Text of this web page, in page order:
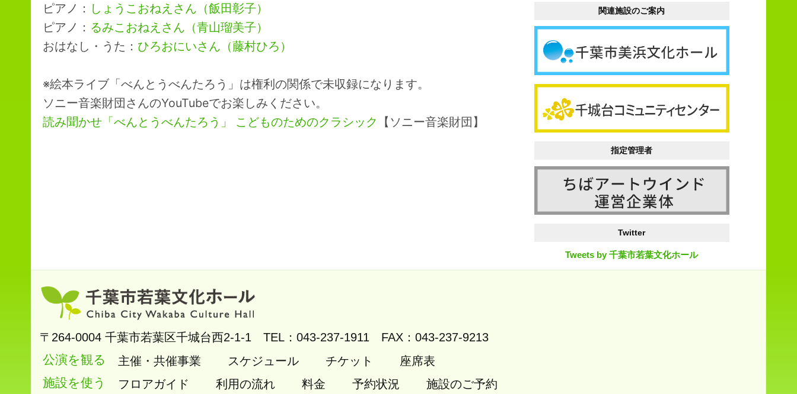
ピアノ： しょうこおねえさん（飯田彰子）
ピアノ： るみこおねえさん（青山瑠美子）
おはなし・うた： ひろおにいさん（藤村ひろ）
※絵本ライブ「べんとうべんたろう」は権利の関係で未収録になります。
ソニー音楽財団さんのYouTubeでお楽しみください。
読み聞かせ「べんとうべんたろう」 こどものためのクラシック
【ソニー音楽財団】
関連施設のご案内
指定管理者
Twitter
Tweets by 千葉市若葉文化ホール
〒264-0004 千葉市若葉区千城台西2-1-1 TEL：043-237-1911 FAX：043-237-9213
公演を観る 主催・共催事業 スケジュール チケット 座席表
施設を使う フロアガイド 利用の流れ 料金 予約状況 施設のご予約